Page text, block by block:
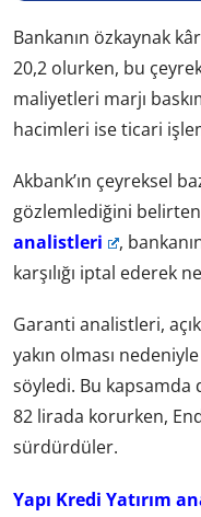
Bankanın özkaynak
20,2 olurken, bu
maliyetleri marjı
hacimleri ise ticari
Akbank’ın çeyreksel
gözlemlediğini belirten
analistleri
,
karşılığı iptal ederek
Garanti analistleri,
yakın olması
söyledi. Bu kapsamda
82 lirada korurken,
sürdürdüler.
Yapı Kredi Yatırım